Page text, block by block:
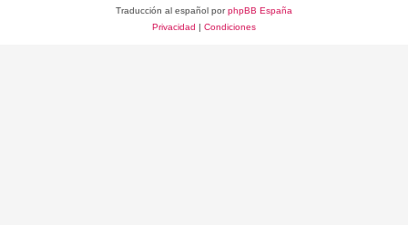
Traducción al español porphpBB España
Privacidad | Condiciones